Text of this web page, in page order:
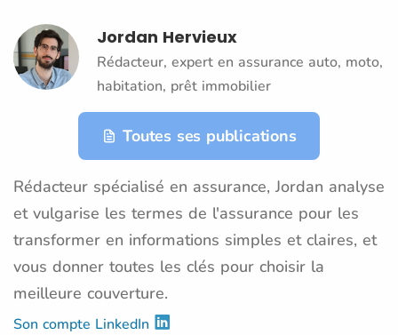
Jordan Hervieux
Rédacteur, expert en assurance auto, moto,
habitation, prêt immobilier
Toutes ses publications
Rédacteur spécialisé en assurance, Jordan analyse
et vulgarise les termes de l'assurance pour les
transformer en informations simples et claires, et
vous donner toutes les clés pour choisir la
meilleure couverture.
Son compte LinkedIn